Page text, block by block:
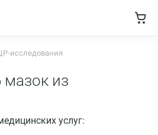
исследования
из
услуг: